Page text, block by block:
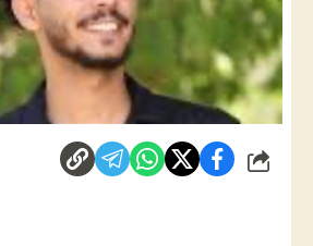
شارك